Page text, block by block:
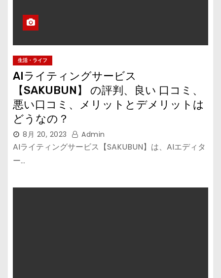
生活・ライフ
AIライティングサービス
【SAKUBUN】 の評判、良い 口コミ、
悪い口コミ、メリットとデメリットは
どうなの？
8月 20, 2023 Admin
AIライティングサービス【SAKUBUN】は、AIエディタ
ー…